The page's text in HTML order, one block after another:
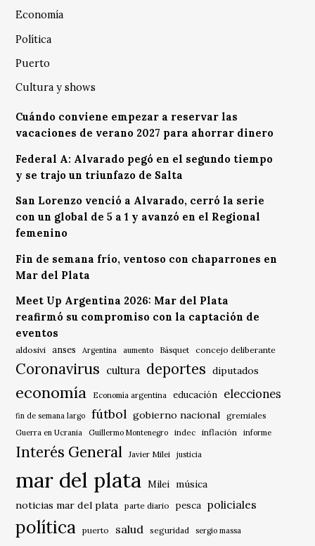
Economía
Política
Puerto
Cultura y shows
Cuándo conviene empezar a reservar las
vacaciones de verano 2027 para ahorrar dinero
Federal A: Alvarado pegó en el segundo tiempo
y se trajo un triunfazo de Salta
San Lorenzo venció a Alvarado, cerró la serie
con un global de 5 a 1 y avanzó en el Regional
femenino
Fin de semana frío, ventoso con chaparrones en
Mar del Plata
Meet Up Argentina 2026: Mar del Plata
reafirmó su compromiso con la captación de
eventos
aldosivi anses Argentina aumento Básquet concejo deliberante
Coronavirus cultura deportes diputados
economía Economía argentina educación elecciones
fin de semana largo fútbol gobierno nacional gremiales
Guerra en Ucrania Guillermo Montenegro indec inflación informe
Interés General Javier Milei justicia
mar del plata Milei música
noticias mar del plata
parte diario pesca policiales
política puerto salud seguridad sergio massa